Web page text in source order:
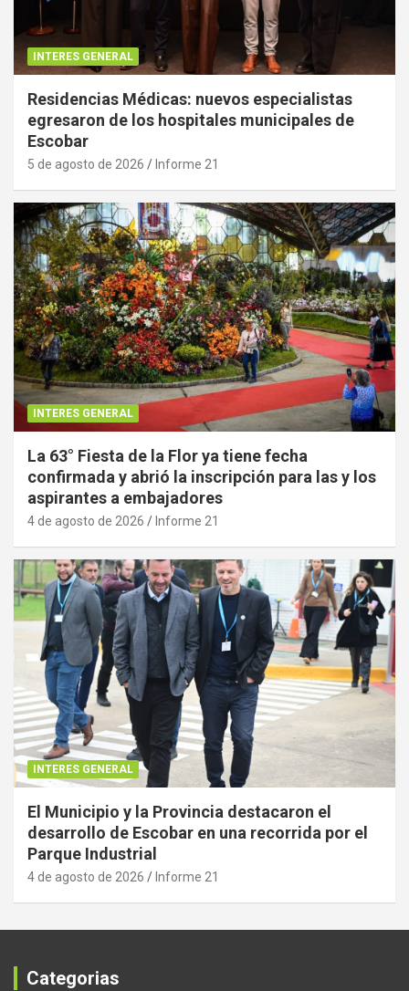
INTERES GENERAL
Residencias Médicas: nuevos especialistas
egresaron de los hospitales municipales de
Escobar
5 de agosto de 2026 Informe 21
INTERES GENERAL
La 63° Fiesta de la Flor ya tiene fecha
confirmada y abrió la inscripción para las y los
aspirantes a embajadores
4 de agosto de 2026 Informe 21
INTERES GENERAL
El Municipio y la Provincia destacaron el
desarrollo de Escobar en una recorrida por el
Parque Industrial
4 de agosto de 2026 Informe 21
Categorias